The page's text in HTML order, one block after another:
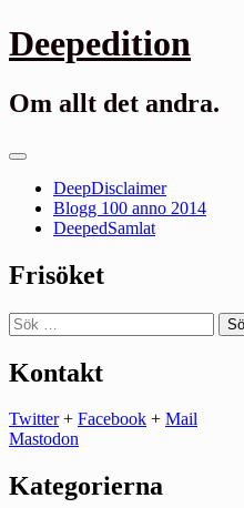
Gå
till
Deepedition
Om allt det andra.
Primär
DeepDisclaimer
Blogg 100 anno 2014
DeepedSamlat
Frisöket
Sök
efter:
Kontakt
Twitter+ Facebook + Mail
Mastodon
Kategorierna